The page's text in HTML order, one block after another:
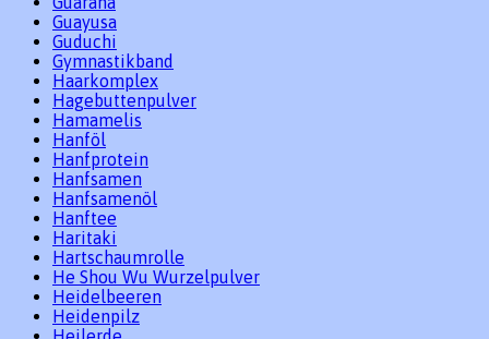
Guayusa
Guduchi
Gymnastikband
Haarkomplex
Hagebuttenpulver
Hamamelis
Hanföl
Hanfprotein
Hanfsamen
Hanfsamenöl
Hanftee
Haritaki
Hartschaumrolle
He Shou Wu Wurzelpulver
Heidelbeeren
Heidenpilz